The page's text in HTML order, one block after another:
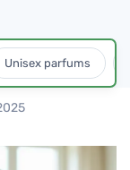
Unisex parfums